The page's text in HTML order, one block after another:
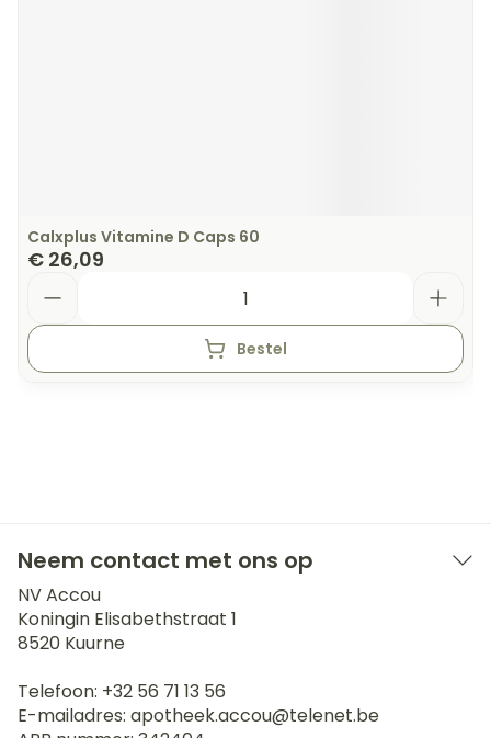
Calxplus Vitamine D Caps 60
€ 26,09
Bestel
Neem contact met ons op
NV Accou
Koningin Elisabethstraat 1
8520 Kuurne
Telefoon: +32 56 71 13 56
E-mailadres: apotheek.accou@telenet.be